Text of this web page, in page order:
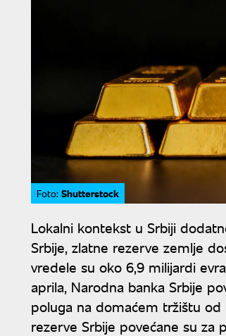
Foto: Shutterstock
Lokalni kontekst u Srbiji
Srbije, zlatne rezerve zemlje
vredele su oko 6,9 milijardi
aprila, Narodna banka Srbije
poluga na domaćem tržištu od
rezerve Srbije povećane su za